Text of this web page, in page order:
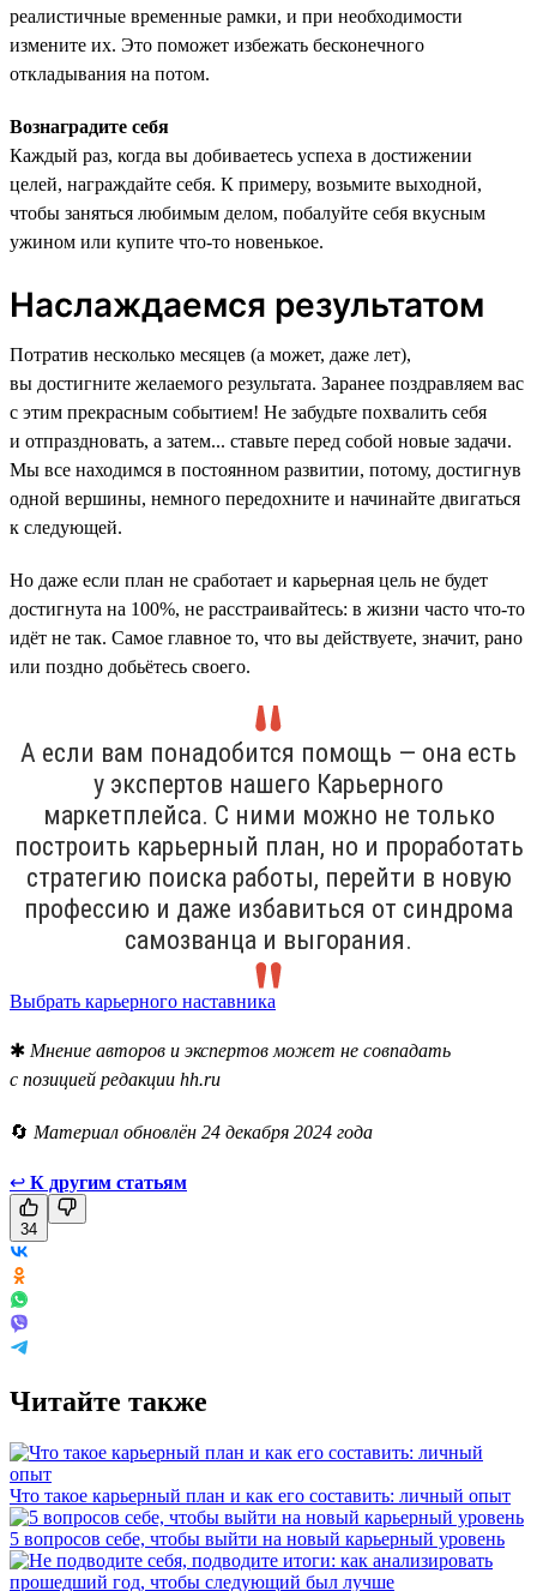
реалистичные временные рамки, и при необходимости
измените их. Это поможет избежать бесконечного
откладывания на потом.
Вознаградите себя
Каждый раз, когда вы добиваетесь успеха в достижении
целей, награждайте себя. К примеру, возьмите выходной,
чтобы заняться любимым делом, побалуйте себя вкусным
ужином или купите что-то новенькое.
Наслаждаемся результатом
Потратив несколько месяцев (а может, даже лет),
вы достигните желаемого результата. Заранее поздравляем вас
с этим прекрасным событием! Не забудьте похвалить себя
и отпраздновать, а затем... ставьте перед собой новые задачи.
Мы все находимся в постоянном развитии, потому, достигнув
одной вершины, немного передохните и начинайте двигаться
к следующей.
Но даже если план не сработает и карьерная цель не будет
достигнута на 100%, не расстраивайтесь: в жизни часто что-то
идёт не так. Самое главное то, что вы действуете, значит, рано
или поздно добьётесь своего.
А если вам понадобится помощь — она есть
у экспертов нашего Карьерного
маркетплейса. С ними можно не только
построить карьерный план, но и проработать
стратегию поиска работы, перейти в новую
профессию и даже избавиться от синдрома
самозванца и выгорания.
Выбрать карьерного наставника
✱ Мнение авторов и экспертов может не совпадать
с позицией редакции hh.ru
🔄 Материал обновлён 24 декабря 2024 года
↩ К другим статьям
34
Читайте также
Что такое карьерный план и как его составить: личный опыт
5 вопросов себе, чтобы выйти на новый карьерный уровень